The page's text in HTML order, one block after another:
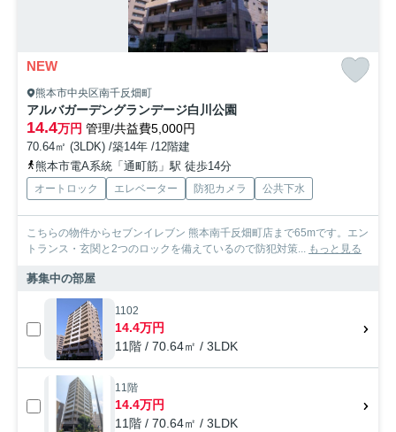
NEW
熊本市中央区南千反畑町
アルバガーデングランデージ白川公園
14.4万円 管理/共益費5,000円
70.64㎡ (3LDK) /築14年 /12階建
熊本市電A系統「通町筋」駅 徒歩14分
オートロック エレベーター 防犯カメラ 公共下水
こちらの物件からセブンイレブン 熊本南千反畑町店まで65mです。エン
トランス・玄関と2つのロックを備えているので防犯対策... もっと見る
募集中の部屋
1102
14.4万円
11階 / 70.64㎡ / 3LDK
11階
14.4万円
11階 / 70.64㎡ / 3LDK